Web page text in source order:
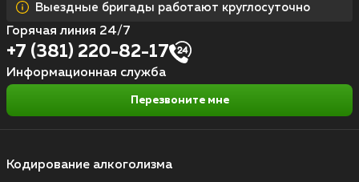
Кодирование алкоголизма
Выездные бригады работают круглосуточно
Горячая линия 24/7
+7 (381) 220-82-17
Информационная служба
Перезвоните мне